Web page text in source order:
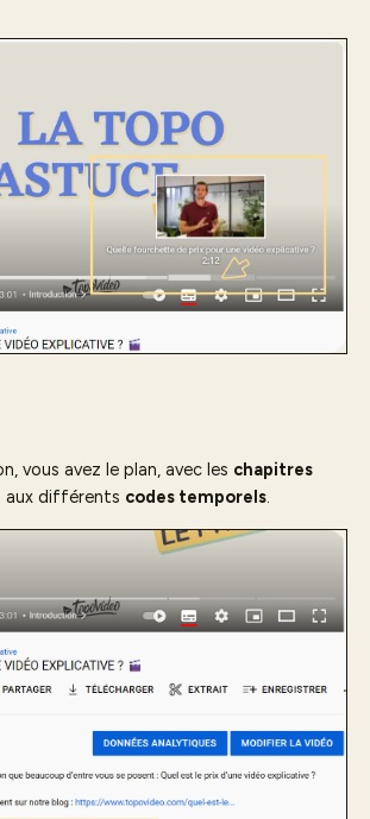
vous avez le plan, avec les chapitres
aux différents codes temporels.